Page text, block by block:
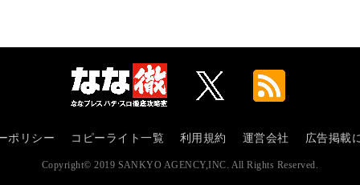
ポリシー コピーライト一覧 利用規約 運営会社 広告掲載
Copyright© 2019 SANKYO AGENCY,INC. All Rights Reserved.